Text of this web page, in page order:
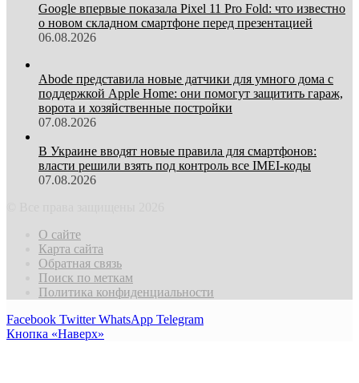
Google впервые показала Pixel 11 Pro Fold: что известно
о новом складном смартфоне перед презентацией
06.08.2026
Abode представила новые датчики для умного дома с
поддержкой Apple Home: они помогут защитить гараж,
ворота и хозяйственные постройки
07.08.2026
В Украине вводят новые правила для смартфонов:
власти решили взять под контроль все IMEI-коды
07.08.2026
О сайте
Карта сайта
Обратная связь
Поиск по меткам
Политика конфиденциальности
Facebook Twitter WhatsApp Telegram
Кнопка «Наверх»